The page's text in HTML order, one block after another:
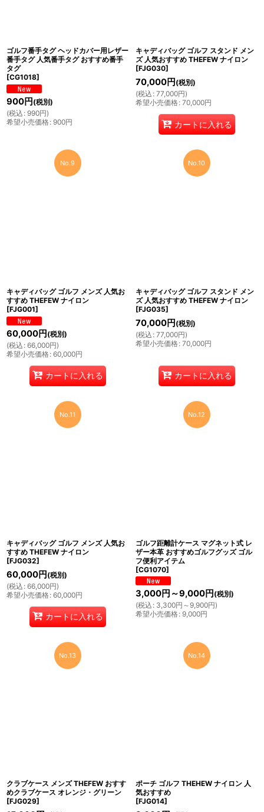
ゴルフ番手タグ ヘッドカバー用レザー
番手タグ 人気番手タグ おすすめ番手
タグ
[CG1018]
900円 (税別)
(税込 : 990円)
希望小売価格: 900円
キャディバッグ ゴルフ スタンド メン
ズ 人気おすすめ THEFEW ナイロン
[FJG030]
70,000円 (税別)
(税込 : 77,000円)
希望小売価格: 70,000円
カートに入れる
No.9
キャディバッグ ゴルフ メンズ 人気お
すすめ THEFEW ナイロン
[FJG001]
60,000円 (税別)
(税込 : 66,000円)
希望小売価格: 60,000円
カートに入れる
No.10
キャディバッグ ゴルフ スタンド メン
ズ 人気おすすめ THEFEW ナイロン
[FJG035]
70,000円 (税別)
(税込 : 77,000円)
希望小売価格: 70,000円
カートに入れる
No.11
キャディバッグ ゴルフ メンズ 人気お
すすめ THEFEW ナイロン
[FJG032]
60,000円 (税別)
(税込 : 66,000円)
希望小売価格: 60,000円
カートに入れる
No.12
ゴルフ距離計ケース マグネット式 レ
ザー本革 おすすめゴルフグッズ ゴル
フ便利アイテム
[CG1070]
3,000円 ～9,000円 (税別)
(税込 : 3,300円 ～9,900円)
希望小売価格: 9,000円
No.13
クラブケース メンズ THEFEW おすす
めクラブケース オレンジ・グリーン
[FJG029]
No.14
ポーチ ゴルフ THEHEW ナイロン 人
気おすすめ
[FJG014]